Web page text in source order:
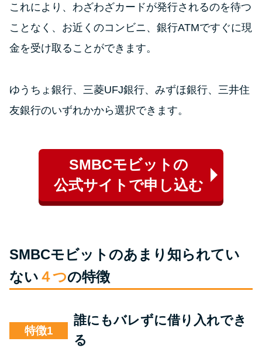
これにより、わざわざカードが発行されるのを待つ
ことなく、お近くのコンビニ、銀行ATMですぐに現
金を受け取ることができます。
ゆうちょ銀行、三菱UFJ銀行、みずほ銀行、三井住
友銀行のいずれかから選択できます。
SMBCモビットの
公式サイトで申し込む
SMBCモビットのあまり知られてい
ない ４つの特徴
特徴
誰にもバレずに借り入れでき
る